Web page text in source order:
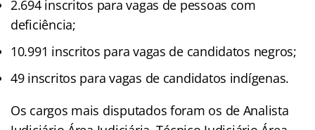
2.694 inscritos para vagas de pessoas com
deficiência;
10.991 inscritos para vagas de candidatos negros;
49 inscritos para vagas de candidatos indígenas.
Os cargos mais disputados foram os de Analista